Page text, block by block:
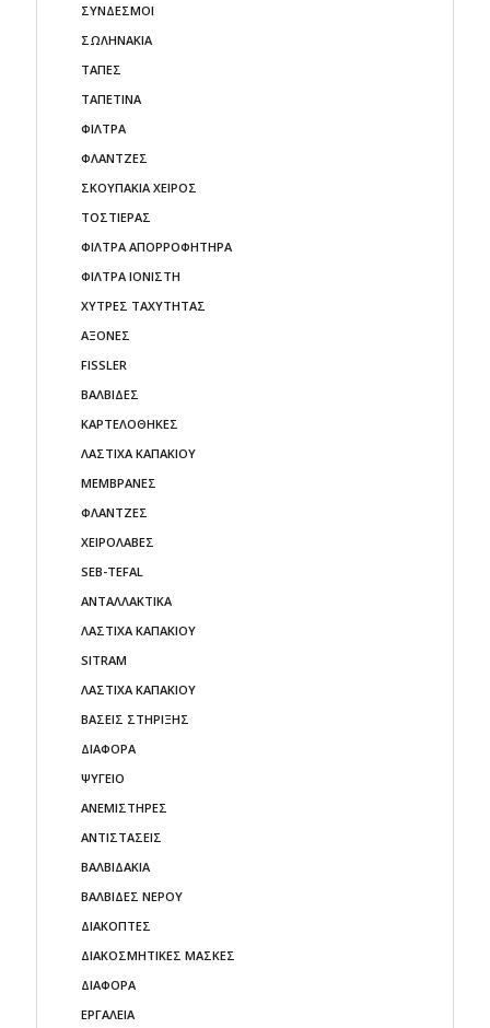
ΣΥΝΔΕΣΜΟΙ
ΣΩΛΗΝΑΚΙΑ
ΤΑΠΕΣ
ΤΑΠΕΤΙΝΑ
ΦΙΛΤΡΑ
ΦΛΑΝΤΖΕΣ
ΣΚΟΥΠΑΚΙΑ ΧΕΙΡΟΣ
ΤΟΣΤΙΕΡΑΣ
ΦΙΛΤΡΑ ΑΠΟΡΡΟΦΗΤΗΡΑ
ΦΙΛΤΡΑ ΙΟΝΙΣΤΗ
ΧΥΤΡΕΣ ΤΑΧΥΤΗΤΑΣ
AΞΟΝΕΣ
FISSLER
ΒΑΛΒΙΔΕΣ
ΚΑΡΤΕΛΟΘΗΚΕΣ
ΛΑΣΤΙΧΑ ΚΑΠΑΚΙΟΥ
ΜΕΜΒΡΑΝΕΣ
ΦΛΑΝΤΖΕΣ
ΧΕΙΡΟΛΑΒΕΣ
SEB-TEFAL
ΑΝΤΑΛΛΑΚΤΙΚΑ
ΛΑΣΤΙΧΑ ΚΑΠΑΚΙΟΥ
SITRAM
ΛΑΣΤΙΧΑ ΚΑΠΑΚΙΟΥ
ΒΑΣΕΙΣ ΣΤΗΡΙΞΗΣ
ΔΙΑΦΟΡΑ
ΨΥΓΕΙO
ΑΝΕΜΙΣΤΗΡΕΣ
ΑΝΤΙΣΤΑΣΕΙΣ
ΒΑΛΒΙΔΑΚΙΑ
ΒΑΛΒΙΔΕΣ ΝΕΡΟΥ
ΔΙΑΚΟΠΤΕΣ
ΔΙΑΚΟΣΜΗΤΙΚΕΣ ΜΑΣΚΕΣ
ΔΙΑΦΟΡΑ
ΕΡΓΑΛΕΙΑ